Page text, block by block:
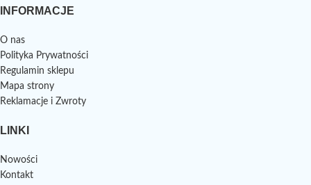
INFORMACJE
O nas
Polityka Prywatności
Regulamin sklepu
Mapa strony
Reklamacje i Zwroty
LINKI
Nowości
Kontakt